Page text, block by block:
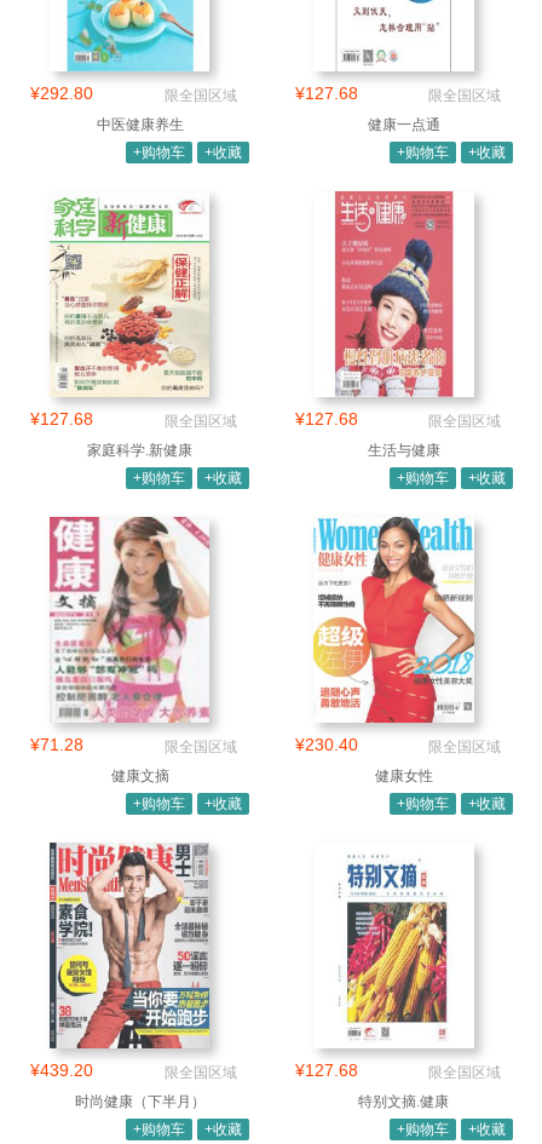
¥292.80
限全国区域
中医健康养生
+购物车
+收藏
¥127.68
限全国区域
健康一点通
+购物车
+收藏
¥127.68
限全国区域
家庭科学.新健康
+购物车
+收藏
¥127.68
限全国区域
生活与健康
+购物车
+收藏
¥71.28
限全国区域
健康文摘
+购物车
+收藏
¥230.40
限全国区域
健康女性
+购物车
+收藏
¥439.20
限全国区域
时尚健康（下半月）
+购物车
+收藏
¥127.68
限全国区域
特别文摘.健康
+购物车
+收藏